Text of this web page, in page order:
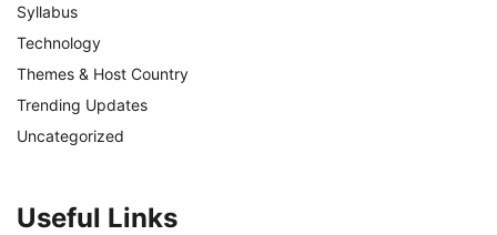
Syllabus
Technology
Themes & Host Country
Trending Updates
Uncategorized
Useful Links